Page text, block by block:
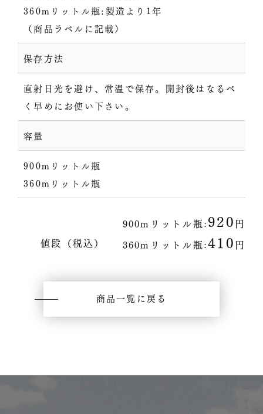
360mリットル瓶:製造より1年
（商品ラベルに記載）
保存方法
直射日光を避け、常温で保存。開封後はなるべ
く早めにお使い下さい。
容量
900mリットル瓶
360mリットル瓶
値段（税込）
900mリットル瓶:920 円
360mリットル瓶:410 円
商品一覧に戻る